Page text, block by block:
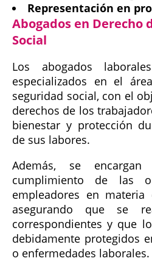
Representación en
Abogados en Derecho
Social
Los abogados
especializados en el
seguridad social, con el
derechos de los
bienestar y protección
de sus labores.
Además, se
cumplimiento de las
empleadores en materia
asegurando que se
correspondientes y que
debidamente protegidos
o enfermedades laborales.